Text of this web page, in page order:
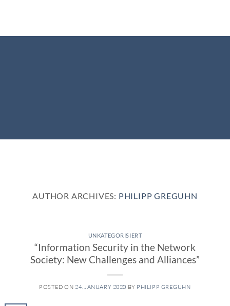
AUTHOR ARCHIVES: PHILIPP GREGUHN
UNKATEGORISIERT
“Information Security in the Network
Society: New Challenges and Alliances”
POSTED ON 24. JANUARY 2020 BY PHILIPP GREGUHN